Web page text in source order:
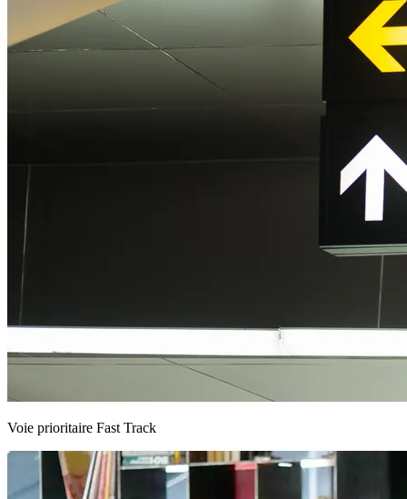
Voie prioritaire Fast Track